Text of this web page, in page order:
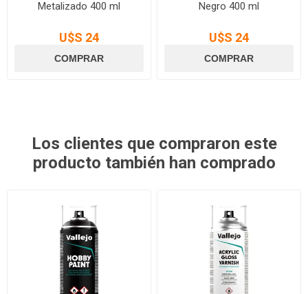
Metalizado 400 ml
U$S 24
Negro 400 ml
U$S 24
Los clientes que compraron este
producto también han comprado